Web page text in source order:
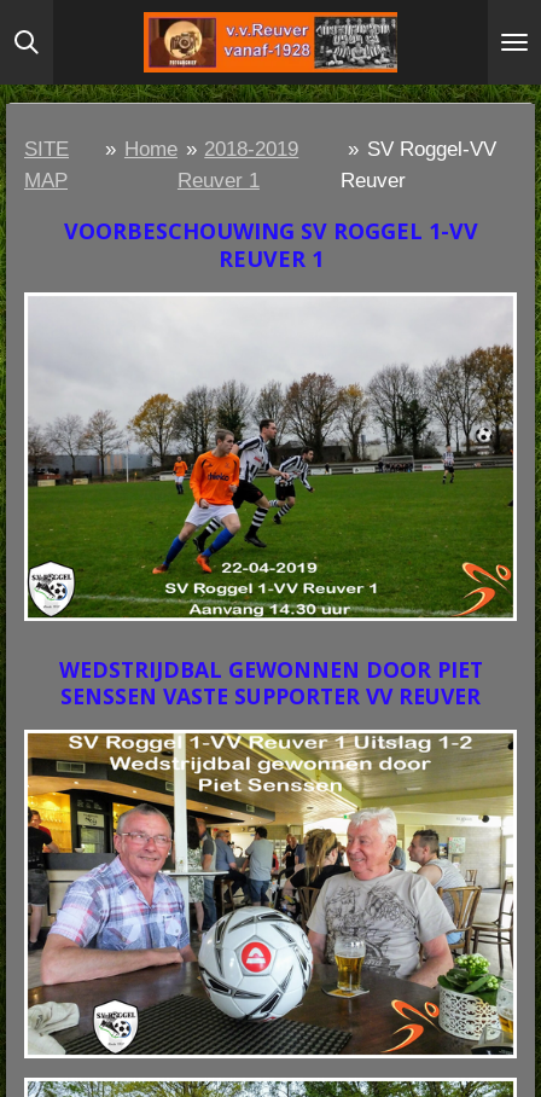
Ga
direct
naar
hoofdinhoud
SITE
MAP
» Home » 2018-2019
Reuver 1
» SV Roggel-VV
Reuver
VOORBESCHOUWING SV ROGGEL 1-VV
REUVER 1
WEDSTRIJDBAL GEWONNEN DOOR PIET
SENSSEN VASTE SUPPORTER VV REUVER